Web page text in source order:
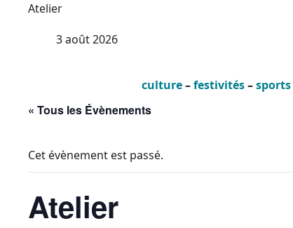
Atelier
3 août 2026
culture–festivités–sports
« Tous les Évènements
Cet évènement est passé.
Atelier